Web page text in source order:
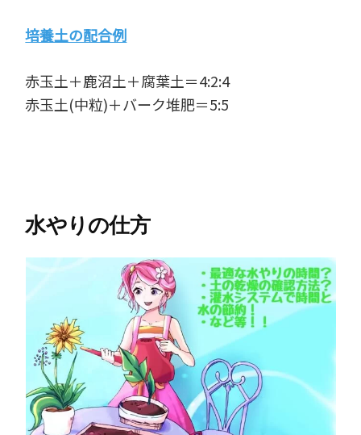
培養土の配合例
赤玉土＋鹿沼土＋腐葉土＝4:2:4
赤玉土(中粒)＋バーク堆肥＝5:5
水やりの仕方